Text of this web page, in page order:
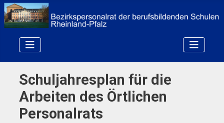
Schuljahresplan für die
Arbeiten des Örtlichen
Personalrats